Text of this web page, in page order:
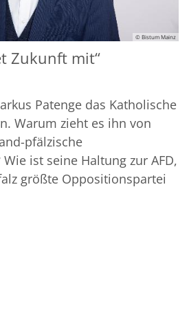
© Bistum Mainz
Zukunft mit“
Patenge das Katholische
Warum zieht es ihn von
pfälzische
ist seine Haltung zur AFD,
größte Oppositionspartei